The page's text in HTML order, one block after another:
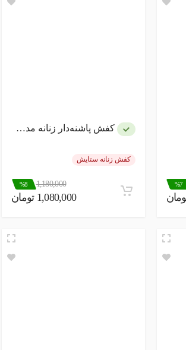
%7
کفش پاشنه‌دار زنانه مدل خاویار
کفش زنانه ستایش
1,180,000
%8
1,080,000 تومان